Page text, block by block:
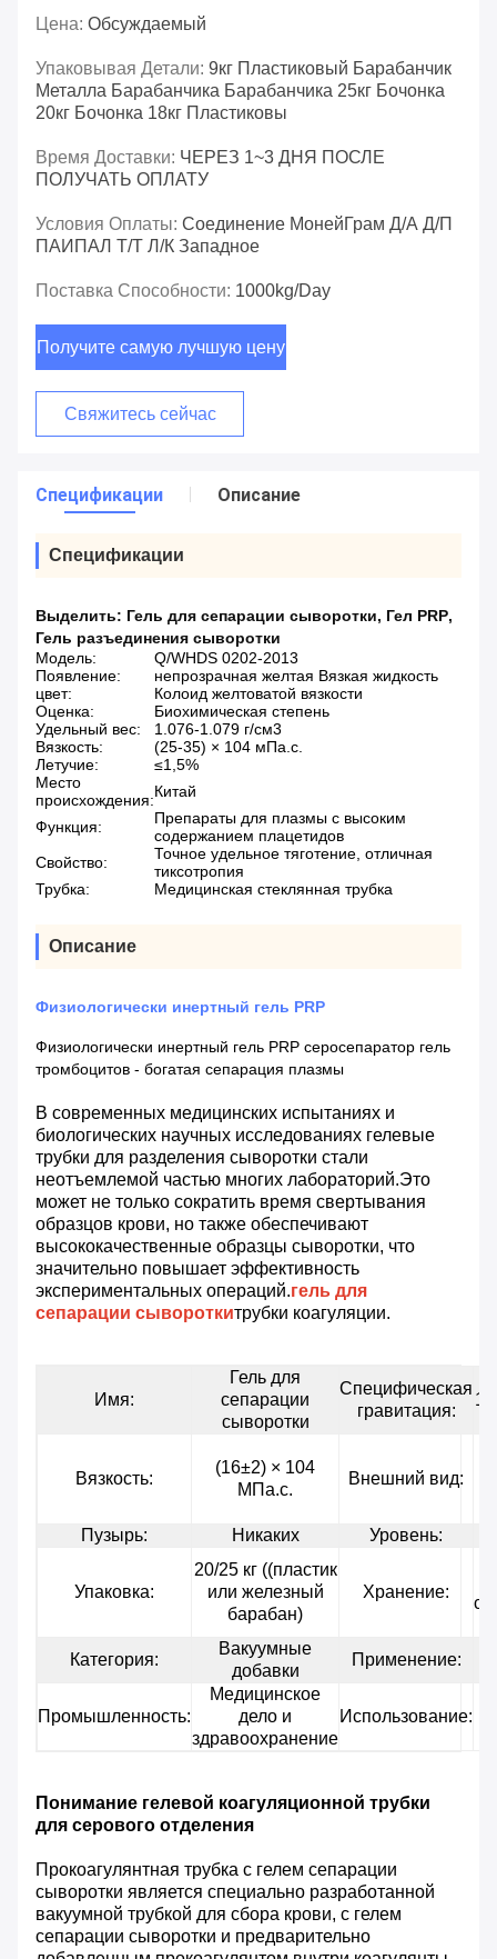
Цена: Обсуждаемый
Упаковывая Детали: 9кг Пластиковый Барабанчик
Металла Барабанчика Барабанчика 25кг Бочонка
20кг Бочонка 18кг Пластиковы
Время Доставки: ЧЕРЕЗ 1~3 ДНЯ ПОСЛЕ
ПОЛУЧАТЬ ОПЛАТУ
Условия Оплаты: Соединение МонейГрам Д/А Д/П
ПАИПАЛ Т/Т Л/К Западное
Поставка Способности: 1000kg/day
Получите самую лучшую цену
Свяжитесь сейчас
Спецификации Описание
Спецификации
Выделить: Гель для сепарации сыворотки, Гел PRP,
Гель разъединения сыворотки
Модель:
Q/WHDS 0202-2013
Появление:
непрозрачная желтая Вязкая жидкость
цвет:
Колоид желтоватой вязкости
Оценка:
Биохимическая степень
Удельный вес:
1.076-1.079 г/см3
Вязкость:
(25-35) × 104 мПа.с.
Летучие:
≤1,5%
Место
происхождения:Китай
Функция:
Препараты для плазмы с высоким
содержанием плацетидов
Свойство:
Точное удельное тяготение, отличная
тиксотропия
Трубка:
Медицинская стеклянная трубка
Описание
Физиологически инертный гель PRP
Физиологически инертный гель PRP серосепаратор гель
тромбоцитов - богатая сепарация плазмы
В современных медицинских испытаниях и
биологических научных исследованиях гелевые
трубки для разделения сыворотки стали
неотъемлемой частью многих лабораторий.Это
может не только сократить время свертывания
образцов крови, но также обеспечивают
высококачественные образцы сыворотки, что
значительно повышает эффективность
экспериментальных операций.гель для
сепарации сывороткитрубки коагуляции.
Имя:
Гель для
сепарации
сыворотки
Специфическая
гравитация:
Вязкость:
(16±2) × 104
МПа.с.
Внешний вид:
Пузырь:
Никаких Уровень:
Упаковка:
20/25 кг ((пластик
или железный
барабан)
Хранение:
Категория:
Вакуумные
добавки
Применение:
Промышленность:
Медицинское
дело и
здравоохранение
Использование:
Понимание гелевой коагуляционной трубки
для серового отделения
Прокоагулянтная трубка с гелем сепарации
сыворотки является специально разработанной
вакуумной трубкой для сбора крови, с гелем
сепарации сыворотки и предварительно